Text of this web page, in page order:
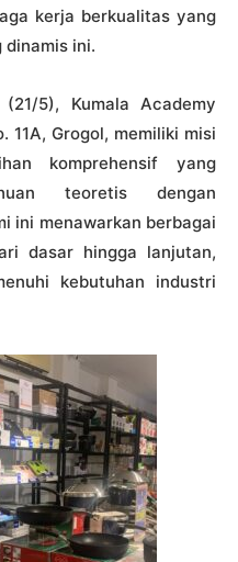
kerja berkualitas yang
ini.
5), Kumala Academy
Grogol, memiliki misi
komprehensif yang
teoretis dengan
ini menawarkan berbagai
dasar hingga lanjutan,
kebutuhan industri